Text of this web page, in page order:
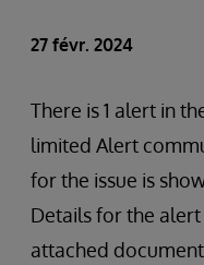
27 févr. 2024
There is 1 alert in
limited Alert
for the issue is
Details for the
attached